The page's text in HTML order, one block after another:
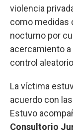
violencia
como medidas
nocturno por
acercamiento
control
La víctima
acuerdo con
Estuvo
Consultorio